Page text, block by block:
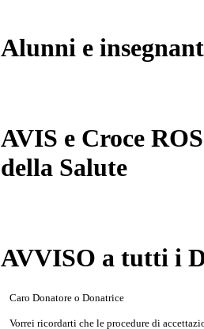
Alunni e
AVIS e Croce
della Salute
AVVISO a tutti i
Caro Donatore o Donatrice
Vorrei ricordarti che le procedure di